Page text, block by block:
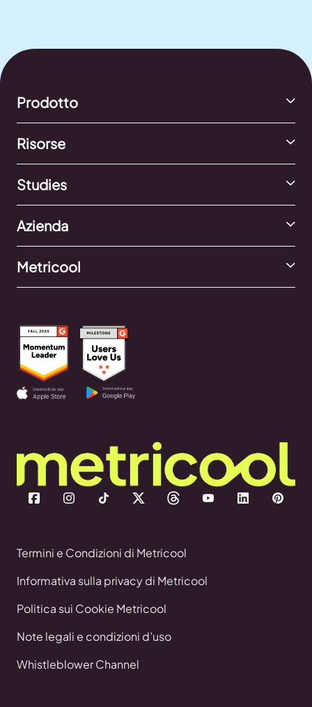
Prodotto
Risorse
Studies
Azienda
Metricool
Termini e Condizioni di Metricool
Informativa sulla privacy di Metricool
Politica sui Cookie Metricool
Note legali e condizioni d’uso
Whistleblower Channel